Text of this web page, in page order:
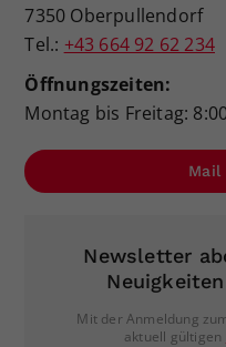
7350 Oberpullendorf
Tel.: +43 664 92 62 234
Öffnungszeiten:
Montag bis Freitag:
Mail
Newsletter
Mit der Anmeldung
aktuell gültigen